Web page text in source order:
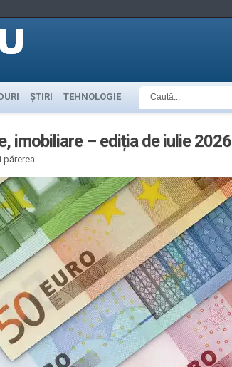
ȘTIRI TEHNOLOGIE
imobiliare – ediția de iulie 2026
părerea